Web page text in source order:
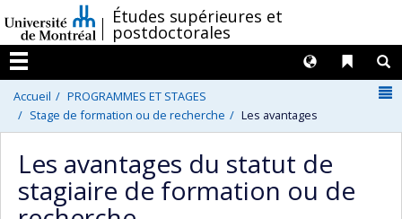
au
contenu
/Études supérieures et
postdoctorales
Menu
Liens
Langues
Accueil
PROGRAMMES ET STAGES
Stage de formation ou de recherche
Les avantages
Les avantages du statut de
stagiaire de formation ou de